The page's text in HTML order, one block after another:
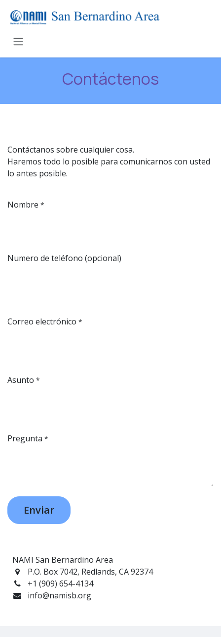
Contáctenos
Contáctanos sobre cualquier cosa.
Haremos todo lo posible para comunicarnos con usted
lo antes posible.
Nombre *
Numero de teléfono (opcional)
Correo electrónico *
Asunto *
Pregunta *
Enviar
NAMI San Bernardino Area
P.O. Box 7042, Redlands, CA 92374
+1 (909) 654-4134
info@namisb.org